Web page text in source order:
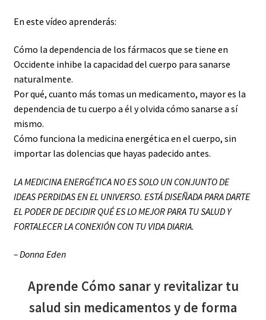
En este vídeo aprenderás:
Cómo la dependencia de los fármacos que se tiene en
Occidente inhibe la capacidad del cuerpo para sanarse
naturalmente.
Por qué, cuanto más tomas un medicamento, mayor es la
dependencia de tu cuerpo a él y olvida cómo sanarse a sí
mismo.
Cómo funciona la medicina energética en el cuerpo, sin
importar las dolencias que hayas padecido antes.
LA MEDICINA ENERGÉTICA NO ES SOLO UN CONJUNTO DE
IDEAS PERDIDAS EN EL UNIVERSO. ESTÁ DISEÑADA PARA DARTE
EL PODER DE DECIDIR QUÉ ES LO MEJOR PARA TU SALUD Y
FORTALECER LA CONEXIÓN CON TU VIDA DIARIA.
– Donna Eden
Aprende Cómo sanar y revitalizar tu
salud sin medicamentos y de forma